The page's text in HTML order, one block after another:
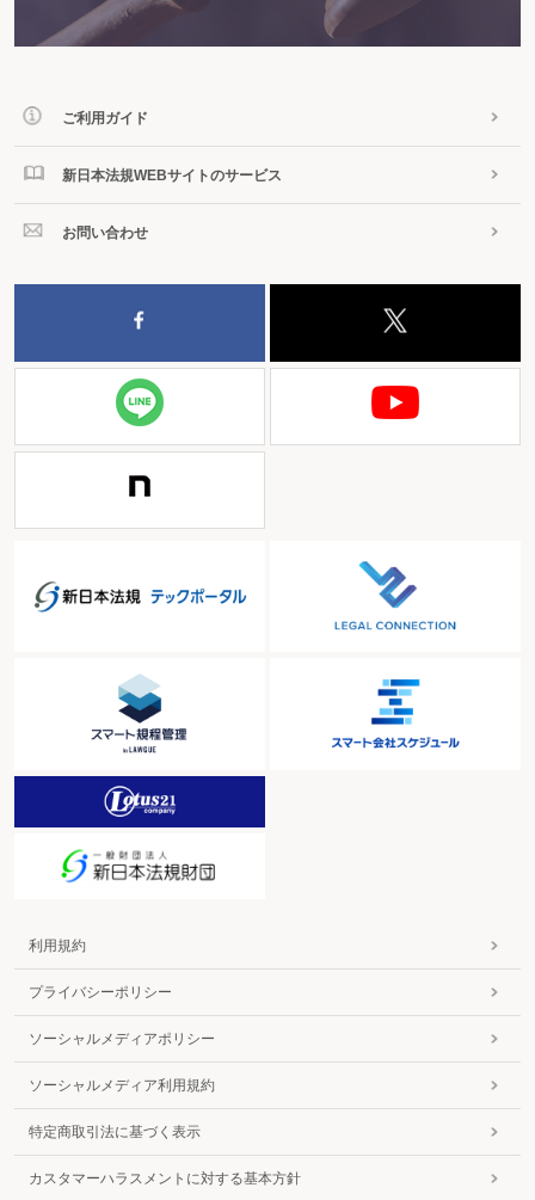
ご利用ガイド
新日本法規WEBサイトのサービス
お問い合わせ
利用規約
プライバシーポリシー
ソーシャルメディアポリシー
ソーシャルメディア利用規約
特定商取引法に基づく表示
カスタマーハラスメントに対する基本方針